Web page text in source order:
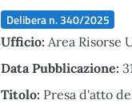
Delibera n. 340/2025
Ufficio: Area Risorse
Data Pubblicazione:
Titolo: Presa d'atto